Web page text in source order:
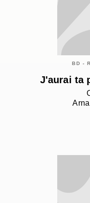
BD -
J'aurai ta